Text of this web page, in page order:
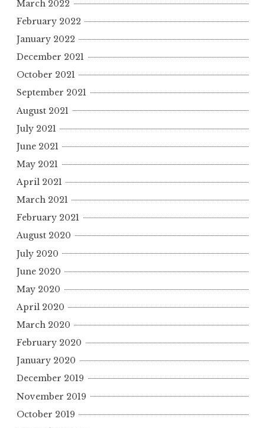
March 2022
February 2022
January 2022
December 2021
October 2021
September 2021
August 2021
July 2021
June 2021
May 2021
April 2021
March 2021
February 2021
August 2020
July 2020
June 2020
May 2020
April 2020
March 2020
February 2020
January 2020
December 2019
November 2019
October 2019